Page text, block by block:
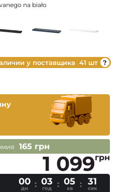
na biało
у поставщика 41 шт
165 грн
1 099грн
00
дн
03
год
05
хв
30
сек